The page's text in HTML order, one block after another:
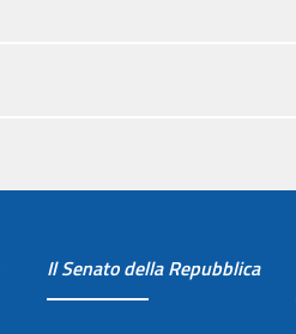
Il Senato della Repubblica